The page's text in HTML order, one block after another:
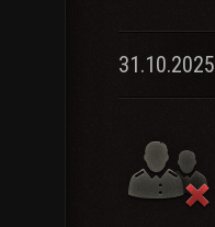
31.10.2025